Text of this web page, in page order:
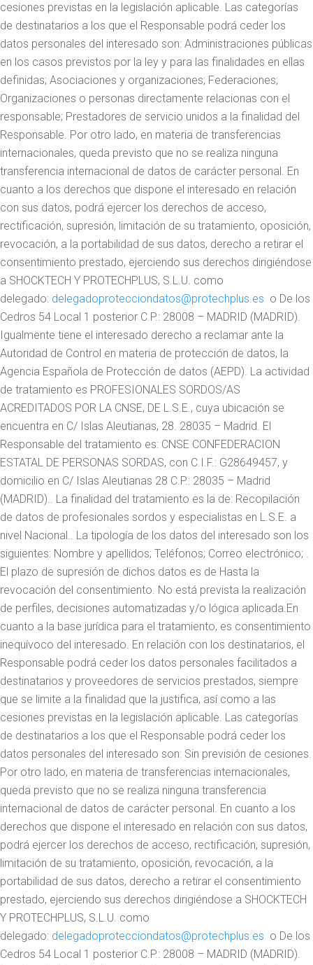
cesiones previstas en la legislación aplicable. Las categorías
de destinatarios a los que el Responsable podrá ceder los
datos personales del interesado son: Administraciones públicas
en los casos previstos por la ley y para las finalidades en ellas
definidas; Asociaciones y organizaciones; Federaciones;
Organizaciones o personas directamente relacionas con el
responsable; Prestadores de servicio unidos a la finalidad del
Responsable. Por otro lado, en materia de transferencias
internacionales, queda previsto que no se realiza ninguna
transferencia internacional de datos de carácter personal. En
cuanto a los derechos que dispone el interesado en relación
con sus datos, podrá ejercer los derechos de acceso,
rectificación, supresión, limitación de su tratamiento, oposición,
revocación, a la portabilidad de sus datos, derecho a retirar el
consentimiento prestado, ejerciendo sus derechos dirigiéndose
a SHOCKTECH Y PROTECHPLUS, S.L.U. como
delegado: delegadoprotecciondatos@protechplus.es o De los
Cedros 54 Local 1 posterior C.P.: 28008 – MADRID (MADRID).
Igualmente tiene el interesado derecho a reclamar ante la
Autoridad de Control en materia de protección de datos, la
Agencia Española de Protección de datos (AEPD). La actividad
de tratamiento es PROFESIONALES SORDOS/AS
ACREDITADOS POR LA CNSE, DE L.S.E., cuya ubicación se
encuentra en C/ Islas Aleutianas, 28. 28035 – Madrid. El
Responsable del tratamiento es: CNSE CONFEDERACION
ESTATAL DE PERSONAS SORDAS, con C.I.F.: G28649457, y
domicilio en C/ Islas Aleutianas 28 C.P.: 28035 – Madrid
(MADRID).. La finalidad del tratamiento es la de: Recopilación
de datos de profesionales sordos y especialistas en L.S.E. a
nivel Nacional.. La tipología de los datos del interesado son los
siguientes: Nombre y apellidos; Teléfonos; Correo electrónico; .
El plazo de supresión de dichos datos es de Hasta la
revocación del consentimiento. No está prevista la realización
de perfiles, decisiones automatizadas y/o lógica aplicada.En
cuanto a la base jurídica para el tratamiento, es consentimiento
inequívoco del interesado. En relación con los destinatarios, el
Responsable podrá ceder los datos personales facilitados a
destinatarios y proveedores de servicios prestados, siempre
que se limite a la finalidad que la justifica, así como a las
cesiones previstas en la legislación aplicable. Las categorías
de destinatarios a los que el Responsable podrá ceder los
datos personales del interesado son: Sin previsión de cesiones.
Por otro lado, en materia de transferencias internacionales,
queda previsto que no se realiza ninguna transferencia
internacional de datos de carácter personal. En cuanto a los
derechos que dispone el interesado en relación con sus datos,
podrá ejercer los derechos de acceso, rectificación, supresión,
limitación de su tratamiento, oposición, revocación, a la
portabilidad de sus datos, derecho a retirar el consentimiento
prestado, ejerciendo sus derechos dirigiéndose a SHOCKTECH
Y PROTECHPLUS, S.L.U. como
delegado: delegadoprotecciondatos@protechplus.es o De los
Cedros 54 Local 1 posterior C.P.: 28008 – MADRID (MADRID).